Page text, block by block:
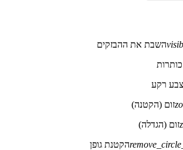
השבת את ההבזקים
צבע רקע
זום (הקטנה)
זום (הגדלה)
הקטנת גופן